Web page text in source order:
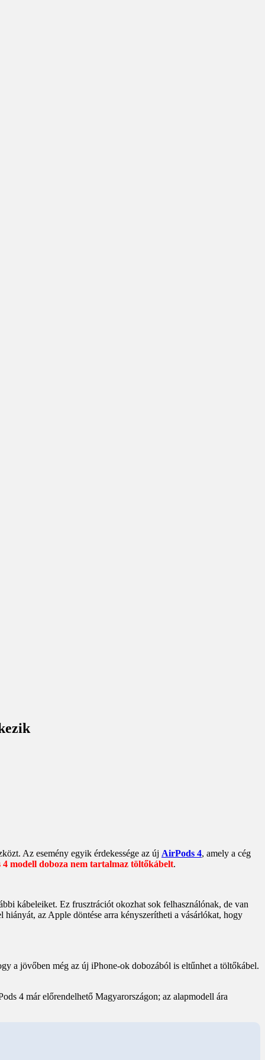
Az esemény egyik érdekessége az új AirPods 4, amely a cég
modell doboza nem tartalmaz töltőkábelt.
kábeleiket. Ez frusztrációt okozhat sok felhasználónak, de van
az Apple döntése arra kényszerítheti a vásárlókat, hogy
a jövőben még az új iPhone-ok dobozából is eltűnhet a töltőkábel.
4 már előrendelhető Magyarországon; az alapmodell ára